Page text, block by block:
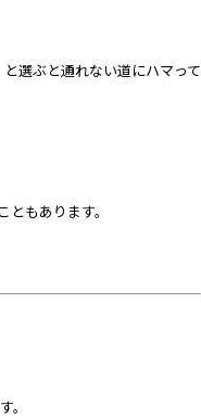
選ぶと通れない道にハマって
もあります。
。